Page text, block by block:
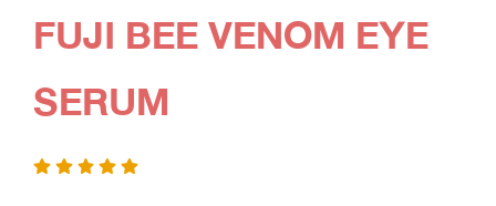
FUJI BEE VENOM EYE
SERUM